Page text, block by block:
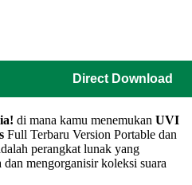
Direct Download
di mana kamu menemukan UVI
Full Terbaru Version Portable dan
perangkat lunak yang
mengorganisir koleksi suara